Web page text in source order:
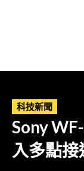
科技新聞
Sony
入多點接